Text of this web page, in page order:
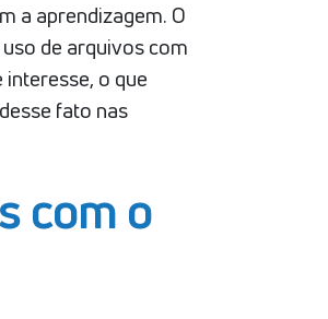
a aprendizagem. O
de arquivos com
o que
fato nas
com o